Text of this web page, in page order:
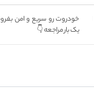
خودروت رو سریع و امن
یک بار مراجعه 👇